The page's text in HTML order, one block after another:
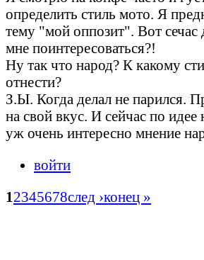
определить стиль мото. Я
тему "мой оппозит". Вот
мне поинтересоваться?!
Ну так что народ? К какому
отнести?
З.Ы. Когда делал не парился.
на свой вкус. И сейчас по
уж очень интересно мнение
войти
12345678след ›конец »